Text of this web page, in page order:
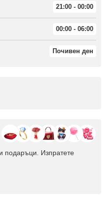
21:00 - 00:00
00:00 - 06:00
Почивен ден
подаръци. Изпратете